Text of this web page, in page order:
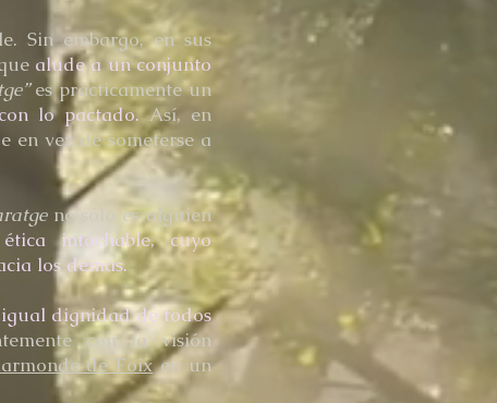
Sin embargo, en sus
alude a un conjunto
es prácticamente un
lo pactado.Así, en
en vez de someterse a
no sólo es alguien
intachable, cuyo
los demás.
igual dignidad de todos
con la visión
de Foixen un